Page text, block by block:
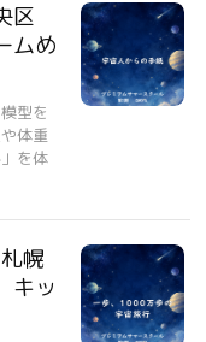
区
ムめ
型を
体重
を体
幌
キッ